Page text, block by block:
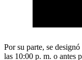
Por su parte, se
las 10:00 p. m. o antes